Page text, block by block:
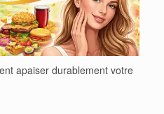
apaiser durablement votre